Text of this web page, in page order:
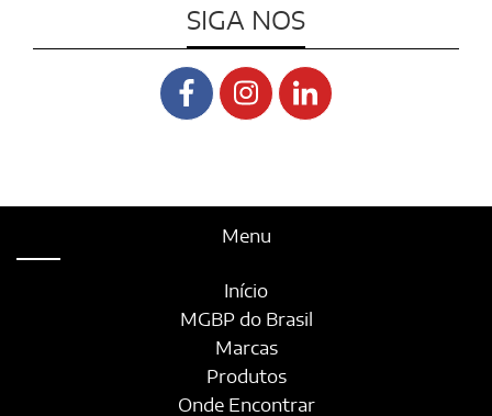
SIGA NOS
Menu
Início
MGBP do Brasil
Marcas
Produtos
Onde Encontrar